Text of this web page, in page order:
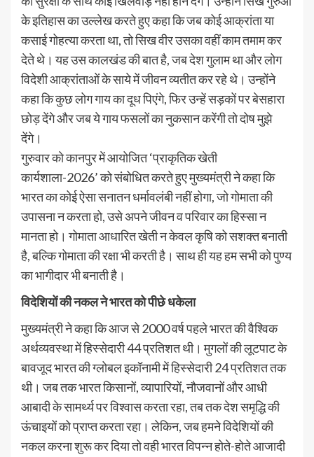
के इतिहास का उल्लेख करते हुए कहा कि जब कोई आक्रांता या
कसाई गोहत्या करता था, तो सिख वीर उसका वहीं काम तमाम कर
देते थे। यह उस कालखंड की बात है, जब देश गुलाम था और लोग
विदेशी आक्रांताओं के साये में जीवन व्यतीत कर रहे थे। उन्हाेंने
कहा कि कुछ लोग गाय का दूध पिएंगे, फिर उन्हें सड़कों पर बेसहारा
छोड़ देंगे और जब ये गाय फसलों का नुकसान करेंगी तो दोष मुझे
देंगे।
गुरुवार काे कानपुर में आयोजित ‘प्राकृतिक खेती
कार्यशाला-2026’ को संबोधित करते हुए मुख्यमंत्री ने कहा कि
भारत का कोई ऐसा सनातन धर्मावलंबी नहीं होगा, जो गोमाता की
उपासना न करता हो, उसे अपने जीवन व परिवार का हिस्सा न
मानता हो। गोमाता आधारित खेती न केवल कृषि को सशक्त बनाती
है, बल्कि गोमाता की रक्षा भी करती है। साथ ही यह हम सभी को पुण्य
का भागीदार भी बनाती है।
विदेशियों की नकल ने भारत को पीछे धकेला
मुख्यमंत्री ने कहा कि आज से 2000 वर्ष पहले भारत की वैश्विक
अर्थव्यवस्था में हिस्सेदारी 44 प्रतिशत थी। मुगलों की लूटपाट के
बावजूद भारत की ग्लोबल इकॉनामी में हिस्सेदारी 24 प्रतिशत तक
थी। जब तक भारत किसानों, व्यापारियों, नौजवानों और आधी
आबादी के सामर्थ्य पर विश्वास करता रहा, तब तक देश समृद्धि की
ऊंचाइयों को प्राप्त करता रहा। लेकिन, जब हमने विदेशियों की
नकल करना शुरू कर दिया तो वही भारत विपन्न होते-होते आजादी